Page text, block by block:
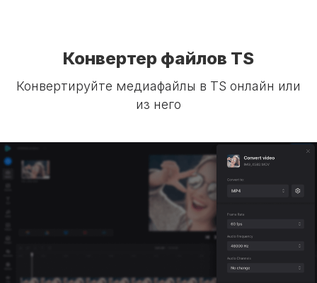
Конвертер файлов TS
Конвертируйте медиафайлы в TS онлайн или
из него